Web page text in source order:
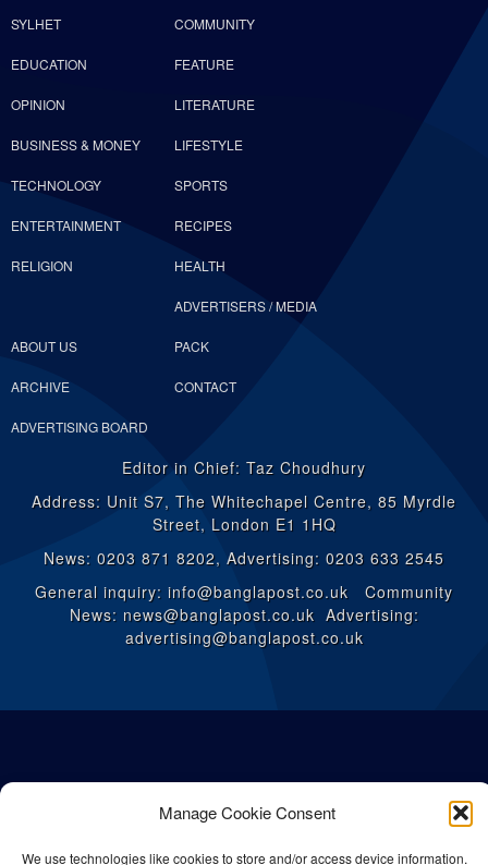
Manage Cookie Consent
We use technologies like cookies to store and/or access device information.
SYLHET COMMUNITY
EDUCATION FEATURE
OPINION LITERATURE
BUSINESS & MONEY LIFESTYLE
TECHNOLOGY SPORTS
ENTERTAINMENT RECIPES
RELIGION HEALTH
ABOUT US
ADVERTISERS / MEDIA
PACK
ARCHIVE CONTACT
ADVERTISING BOARD
Editor in Chief: Taz Choudhury
Address: Unit S7, The Whitechapel Centre, 85 Myrdle
Street, London E1 1HQ
News: 0203 871 8202, Advertising: 0203 633 2545
General inquiry: info@banglapost.co.uk Community
News: news@banglapost.co.uk Advertising:
advertising@banglapost.co.uk